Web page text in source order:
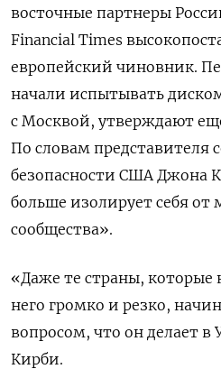
восточные партнеры
Financial Times
европейский чиновник.
начали испытывать
с Москвой, утверждают
По словам представителя
безопасности США Джона
больше изолирует себя от
сообщества».
«Даже те страны, которые
него громко и резко,
вопросом, что он делает в
Кирби.